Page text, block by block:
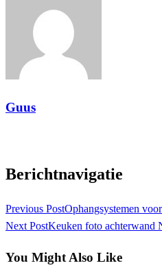
Guus
Berichtnavigatie
Previous PostOphangsystemen
Next PostKeuken foto achterwand
You Might Also Like